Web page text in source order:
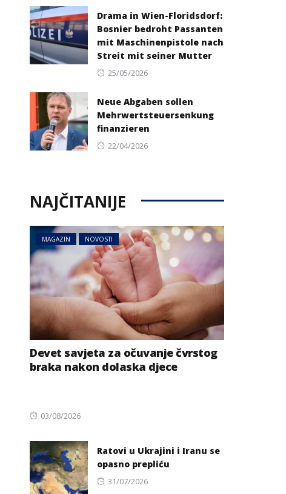
Drama in Wien-Floridsdorf:
Bosnier bedroht Passanten
mit Maschinenpistole nach
Streit mit seiner Mutter
Posted
25/05/2026
Neue Abgaben sollen
Mehrwertsteuersenkung
finanzieren
Posted
22/04/2026
NAJČITANIJE
MAGAZIN NOVOSTI
Devet savjeta za očuvanje čvrstog
braka nakon dolaska djece
Posted
03/08/2026
Ratovi u Ukrajini i Iranu se
opasno prepliću
Posted
31/07/2026